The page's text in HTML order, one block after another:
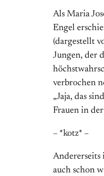
Als Maria
Engel
(dargestellt
Jungen, der
verbrochen
„Jaja, das
Frauen in
– *kotz* –
Andererseits
auch schon